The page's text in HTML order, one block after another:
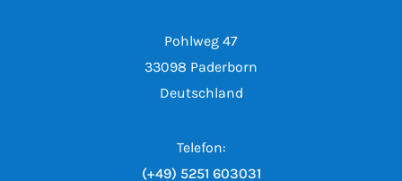
Pohlweg 47
33098 Paderborn
Deutschland
Telefon:
(+49) 5251 603031